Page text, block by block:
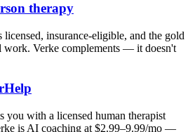
therapy
licensed, insurance-eligible, and the gold
work. Verke complements — it doesn't
you with a licensed human therapist
is AI coaching at $2.99–9.99/mo —